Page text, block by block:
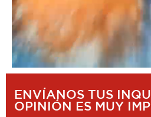
ENVÍANOS TUS
OPINIÓN ES MUY